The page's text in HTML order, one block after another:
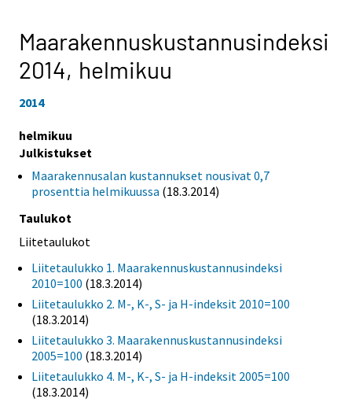
Maarakennuskustannusindeksi
2014, helmikuu
2014
helmikuu
Julkistukset
Maarakennusalan kustannukset nousivat 0,7
prosenttia helmikuussa (18.3.2014)
Taulukot
Liitetaulukot
Liitetaulukko 1. Maarakennuskustannusindeksi
2010=100 (18.3.2014)
Liitetaulukko 2. M-, K-, S- ja H-indeksit 2010=100
(18.3.2014)
Liitetaulukko 3. Maarakennuskustannusindeksi
2005=100 (18.3.2014)
Liitetaulukko 4. M-, K-, S- ja H-indeksit 2005=100
(18.3.2014)